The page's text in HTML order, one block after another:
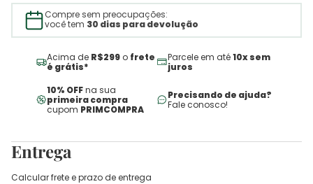
Compre sem preocupações:
você tem 30 dias para devolução
Acima de R$299 o frete
é grátis*
Parcele em até10x sem
juros
10% OFFna sua
primeira compra
cupom PRIMCOMPRA
Precisando de ajuda?
Fale conosco!
Entrega
Calcular frete e prazo de entrega